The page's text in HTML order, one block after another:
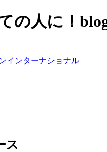
の人に！
インターナショナル
ス